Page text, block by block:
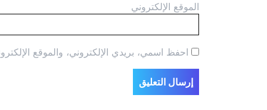
الموقع الإلكتروني
احفظ اسمي، بريدي الإلكتروني، والموقع